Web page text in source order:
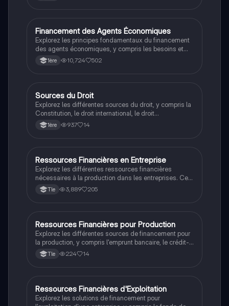
SES
Financement des Agents Économiques
Explorez les principes fondamentaux du financement
des agents économiques, y compris les besoins et
capacités de financement, les types de financement
(interne, externe, direct, indirect), et l'impact des
mécanismes financiers et leur influence sur la
croissance économique.
1ère 10,724 502
STMG
Sources du Droit
Explorez les différentes sources du droit, y compris la
Constitution, le droit international, le droit
communautaire, et la jurisprudence. Ce résumé
aborde la hiérarchie des normes et les principes
STMG.
1ère 937 14
STMG
Ressources Financières en Entreprise
Explorez les différentes ressources financières
nécessaires à la production dans les entreprises. Ce
résumé aborde le besoin de financement, le fonds de
roulement net global, et les cycles d'exploitation et
concepts clés tels que le BFR et le FRNG.
Tle 3,889 205
STMG
Ressources Financières pour Production
Explorez les différentes sources de financement pour
la production, y compris l'emprunt bancaire, le crédit-
bail, et l'auto-financement. Ce résumé aborde
également le cycle d'investissement, les
étudiants en finance cherchant à comprendre les
choix de financement et la gestion des ressources
financières.
Tle 224 14
STMG
Ressources Financières d'Exploitation
Explorez les solutions de financement pour